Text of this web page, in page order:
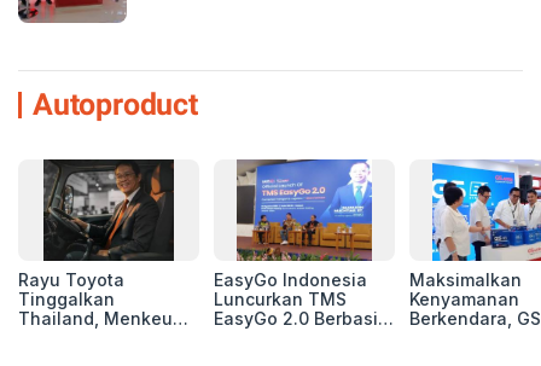
Autoproduct
Rayu Toyota
Tinggalkan
Thailand, Menkeu
EasyGo Indonesia
Luncurkan TMS
EasyGo 2.0 Berbasis
Maksimalkan
Kenyamanan
Berkendara,